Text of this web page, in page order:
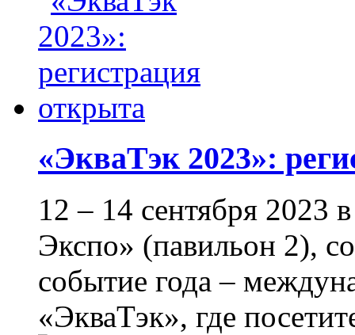
«ЭкваТэк 2023»:
12 – 14 сентября
Экспо» (павильон 2),
событие года –
«ЭкваТэк», где